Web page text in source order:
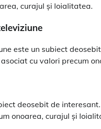
curajul și loialitatea.
este un subiect
cu valori precum
deosebit de
onoarea, curajul și